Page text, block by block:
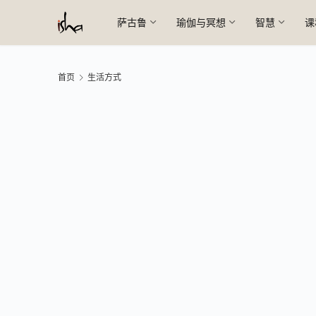
萨古鲁 瑜伽与冥想 智慧
首页 生活方式